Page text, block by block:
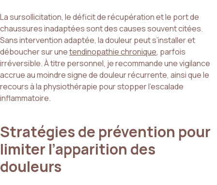
La sursollicitation, le déficit de récupération et le port de
chaussures inadaptées sont des causes souvent citées.
Sans intervention adaptée, la douleur peut s’installer et
déboucher sur unetendinopathie chronique, parfois
irréversible. À titre personnel, je recommande une vigilance
accrue au moindre signe de douleur récurrente, ainsi que le
recours à la physiothérapie pour stopper l’escalade
inflammatoire.
Stratégies de prévention pour
limiter l’apparition des
douleurs